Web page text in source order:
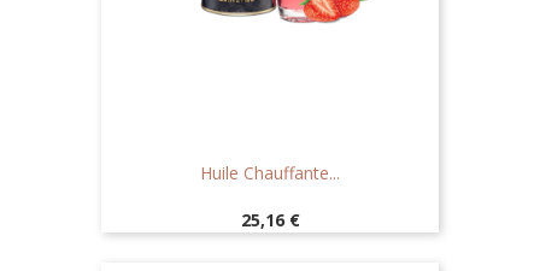
Huile Chauffante...
Prix
25,16 €